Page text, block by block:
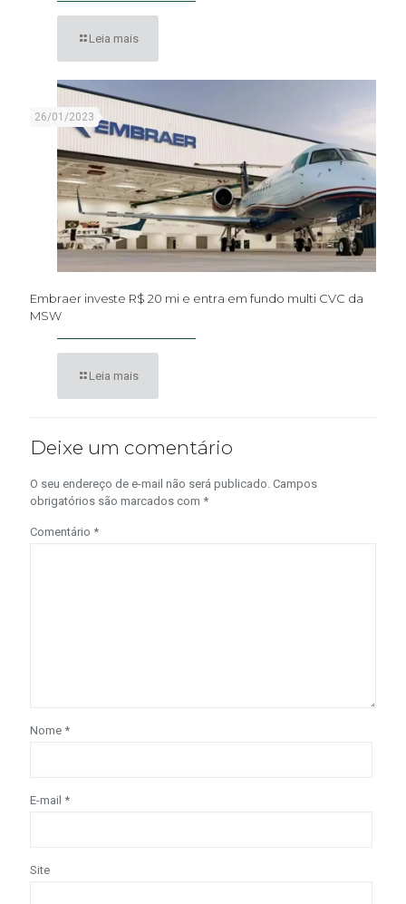
Leia mais
26/01/2023
Embraer investe R$ 20 mi e entra em fundo multi CVC da
MSW
Leia mais
Deixe um comentário
O seu endereço de e-mail não será publicado. Campos
obrigatórios são marcados com *
Comentário *
Nome *
E-mail *
Site